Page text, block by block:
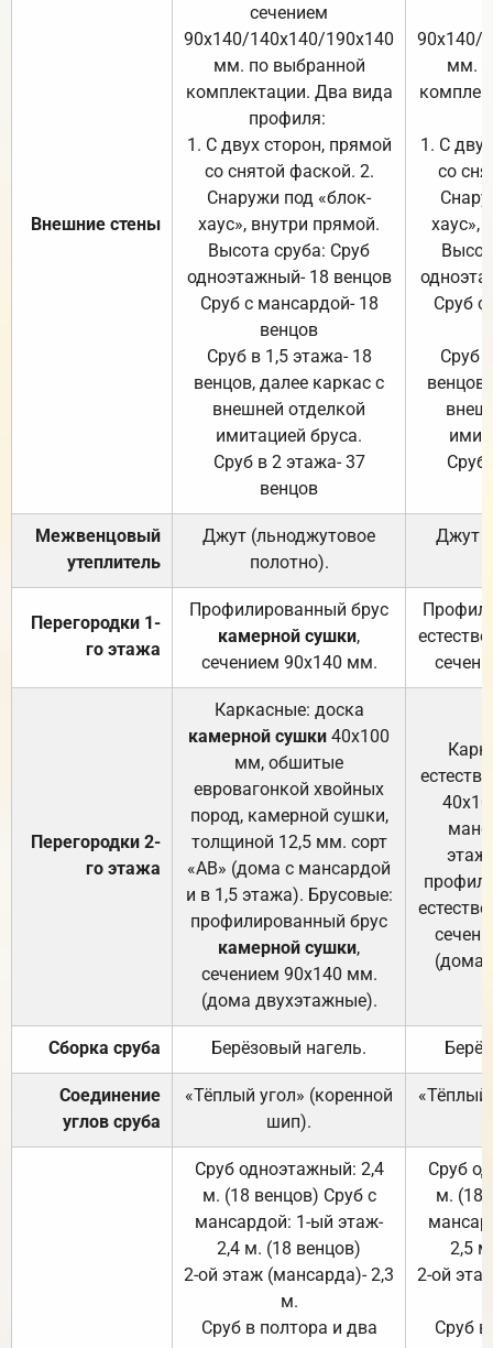
Внешние стены
сечением
90х140/140х140/190х140
мм. по выбранной
комплектации. Два вида
профиля:
1. С двух сторон, прямой
со снятой фаской. 2.
Снаружи под «блок-
хаус», внутри прямой.
Высота сруба: Сруб
одноэтажный- 18 венцов
Сруб с мансардой- 18
венцов
Сруб в 1,5 этажа- 18
венцов, далее каркас с
внешней отделкой
имитацией бруса.
Сруб в 2 этажа- 37
венцов
90х140/
мм.
1. С
со
хаус»,
Сруб с
Сруб
Сруб
Межвенцовый
утеплитель
Джут (льноджутовое
полотно).
Джут
Перегородки 1-
го этажа
Профилированный брус
камерной сушки,
сечением 90х140 мм.
Перегородки 2-
го этажа
Каркасные: доска
камерной сушки 40х100
мм, обшитые
евровагонкой хвойных
пород, камерной сушки,
толщиной 12,5 мм. сорт
«АВ» (дома с мансардой
и в 1,5 этажа). Брусовые:
профилированный брус
камерной сушки,
сечением 90х140 мм.
(дома двухэтажные).
(дома
Сборка сруба Берёзовый нагель.
Соединение
углов сруба
«Тёплый угол» (коренной
шип).
«Тёплый
Сруб одноэтажный: 2,4
м. (18 венцов) Сруб с
мансардой: 1-ый этаж-
2,4 м. (18 венцов)
2-ой этаж (мансарда)- 2,3
м.
Сруб в полтора и два
Сруб
м. (18
2,5
2-ой
Сруб